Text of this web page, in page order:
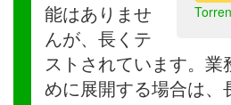
能はありませ
んが、長くテ
ストされています。業
めに展開する場合は、